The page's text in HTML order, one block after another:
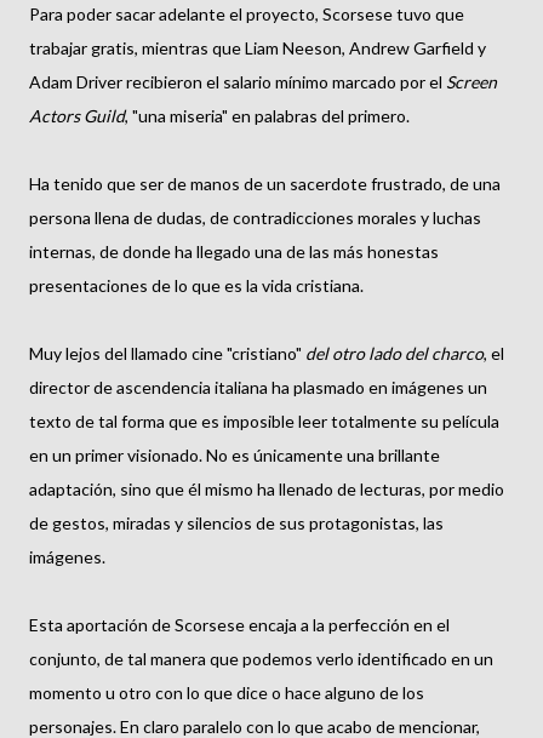
Para poder sacar adelante el proyecto, Scorsese tuvo que
trabajar gratis, mientras que Liam Neeson, Andrew Garfield y
Adam Driver recibieron el salario mínimo marcado por el Screen
Actors Guild, "una miseria" en palabras del primero.
Ha tenido que ser de manos de un sacerdote frustrado, de una
persona llena de dudas, de contradicciones morales y luchas
internas, de donde ha llegado una de las más honestas
presentaciones de lo que es la vida cristiana.
Muy lejos del llamado cine "cristiano" del otro lado del charco, el
director de ascendencia italiana ha plasmado en imágenes un
texto de tal forma que es imposible leer totalmente su película
en un primer visionado. No es únicamente una brillante
adaptación, sino que él mismo ha llenado de lecturas, por medio
de gestos, miradas y silencios de sus protagonistas, las
imágenes.
Esta aportación de Scorsese encaja a la perfección en el
conjunto, de tal manera que podemos verlo identificado en un
momento u otro con lo que dice o hace alguno de los
personajes.En claro paralelo con lo que acabo de mencionar,